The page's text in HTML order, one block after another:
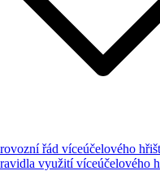
řád víceúčelového
využití víceúčelového